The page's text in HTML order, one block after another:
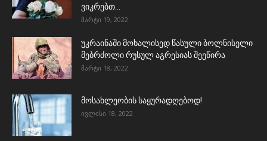
ვიკრებთ...
მარტი 19, 2022
უკრაინაში მოხალისედ წასული ბოლნისელი
მებრძოლი რუსულ აგრესიას შეეწირა
მარტი 18, 2022
მოსახლეობის საყურადღებოდ!
ივლისი 18, 2022